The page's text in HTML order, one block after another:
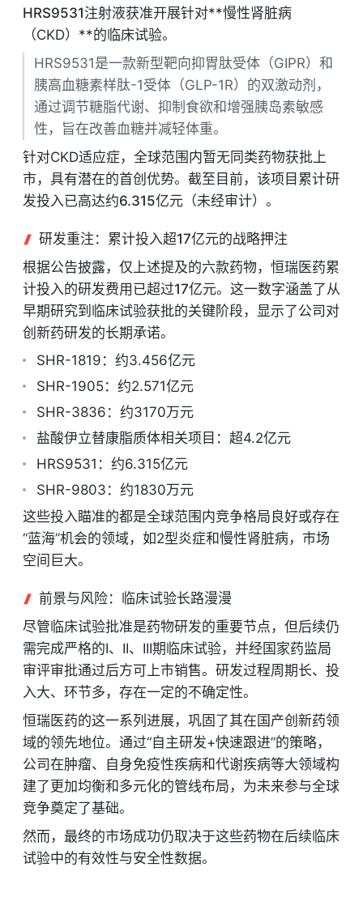
HRS9531注射液获准开展针对**慢性肾脏病
（CKD）**的临床试验。
HRS9531是一款新型靶向抑胃肽受体（GIPR）和
胰高血糖素样肽-1受体（GLP-1R）的双激动剂，
通过调节糖脂代谢、抑制食欲和增强胰岛素敏感
性，旨在改善血糖并减轻体重。
针对CKD适应症， 全球范围内暂无同类药物获批上
市，具有潜在的首创优势。截至目前，该项目累计研
发投入已高达约6.315亿元 （未经审计）。
研发重注：累计投入超17亿元的战略押注
根据公告披露，仅上述提及的六款药物，恒瑞医药累
计投入的研发费用已超过17亿元。这一数字涵盖了从
早期研究到临床试验获批的关键阶段，显示了公司对
创新药研发的长期承诺。
SHR-1819：约3.456亿元
SHR-1905：约2.571亿元
SHR-3836：约3170万元
盐酸伊立替康脂质体相关项目：超4.2亿元
HRS9531：约6.315亿元
SHR-9803：约1830万元
这些投入瞄准的都是全球范围内竞争格局良好或存在
“蓝海”机会的领域，如2型炎症和慢性肾脏病，市场
空间巨大。
前景与风险：临床试验长路漫漫
尽管临床试验批准是药物研发的重要节点，但后续仍
需完成严格的I、II、III期临床试验，并经国家药监局
审评审批通过后方可上市销售。研发过程周期长、投
入大、环节多，存在一定的不确定性。
恒瑞医药的这一系列进展，巩固了其在国产创新药领
域的领先地位。通过“自主研发+快速跟进”的策略，
公司在肿瘤、自身免疫性疾病和代谢疾病等大领域构
建了更加均衡和多元化的管线布局，为未来参与全球
竞争奠定了基础。
然而，最终的市场成功仍取决于这些药物在后续临床
试验中的有效性与安全性数据。